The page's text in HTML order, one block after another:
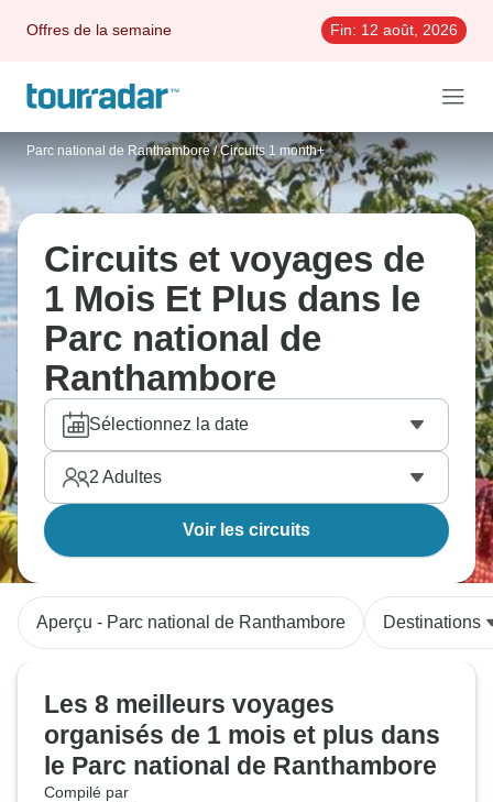
Offres de la semaine Fin: 12 août, 2026
Parc national de Ranthambore / Circuits 1 month+
Circuits et voyages de
1 Mois Et Plus dans le
Parc national de
Ranthambore
Sélectionnez la date
2 Adultes
Voir les circuits
Aperçu - Parc national de Ranthambore Destinations
Les 8 meilleurs voyages
organisés de 1 mois et plus dans
le Parc national de Ranthambore
Compilé par